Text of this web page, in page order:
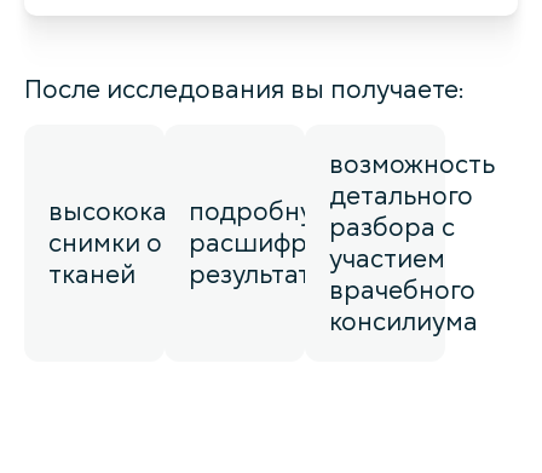
После исследования вы получаете:
высококачественные
снимки органов и
тканей
подробную
расшифровку
результатов
возможность
детального
разбора с
участием
врачебного
консилиума